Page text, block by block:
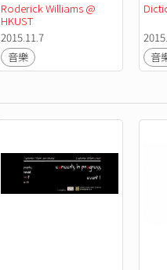
Roderick Williams @
HKUST
2015.11.7
音樂
音